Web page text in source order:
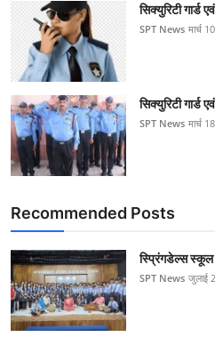
सिक्‍युरिटी
SPT News मार्च
सिक्‍युरिटी
SPT News मार्च
Recommended Posts
स्प्रिंगडेल्स स्कूल
SPT News जुलाई